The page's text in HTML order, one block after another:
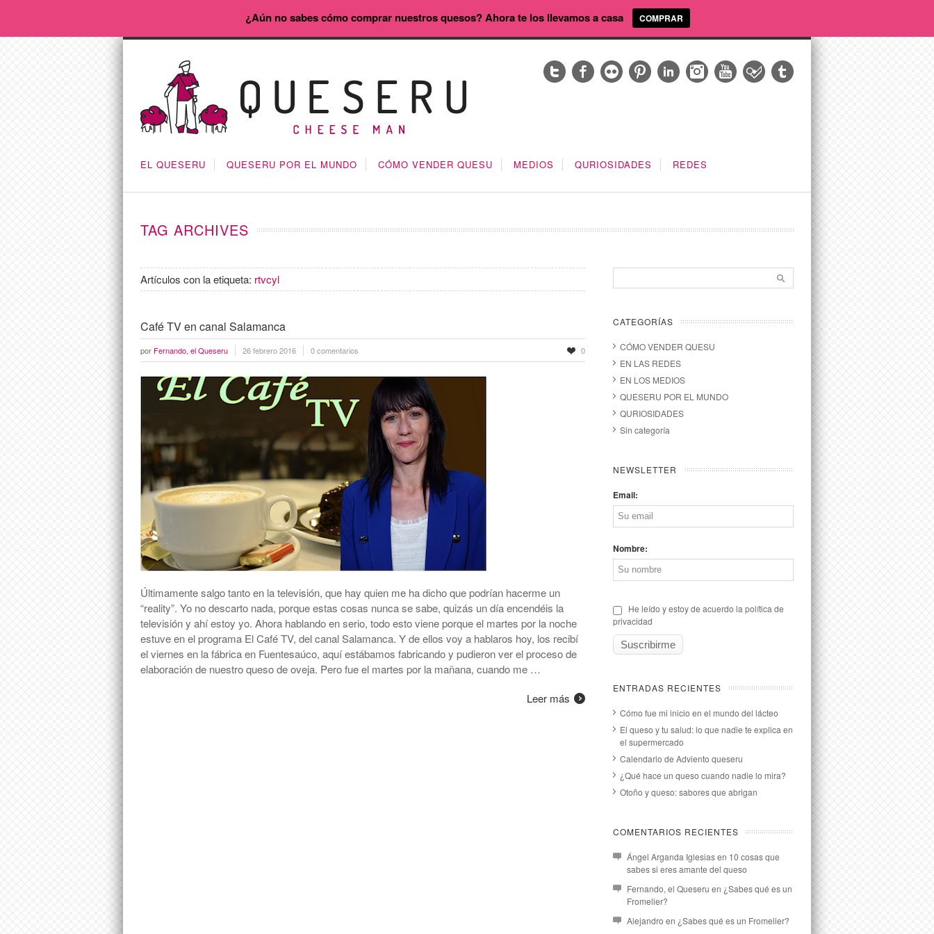
EL QUESERU QUESERU POR EL MUNDO CÓMO VENDER QUESU MEDIOS QURIOSIDADES REDES
TAG ARCHIVES
Artículos con la etiqueta: rtvcyl
Café TV en canal Salamanca
por Fernando, el Queseru 26 febrero 2016 0 comentarios 0
Últimamente salgo tanto en la televisión, que hay quien me ha dicho que podrían hacerme un
“reality”. Yo no descarto nada, porque estas cosas nunca se sabe, quizás un día encendéis la
televisión y ahí estoy yo. Ahora hablando en serio, todo esto viene porque el martes por la noche
estuve en el programa El Café TV, del canal Salamanca. Y de ellos voy a hablaros hoy, los recibí
el viernes en la fábrica en Fuentesaúco, aquí estábamos fabricando y pudieron ver el proceso de
elaboración de nuestro queso de oveja. Pero fue el martes por la mañana, cuando me …
Leer más
CATEGORÍAS
CÓMO VENDER QUESU
EN LAS REDES
EN LOS MEDIOS
QUESERU POR EL MUNDO
QURIOSIDADES
Sin categoría
NEWSLETTER
Email:
Nombre:
He leído y estoy de acuerdo la política de
privacidad
ENTRADAS RECIENTES
Cómo fue mi inicio en el mundo del lácteo
El queso y tu salud: lo que nadie te explica en
el supermercado
Calendario de Adviento queseru
¿Qué hace un queso cuando nadie lo mira?
Otoño y queso: sabores que abrigan
COMENTARIOS RECIENTES
Ángel Arganda Iglesiasen 10 cosas que
sabes si eres amante del queso
Fernando, el Queseru en ¿Sabes qué es un
Fromelier?
Alejandro en ¿Sabes qué es un Fromelier?
¿Aún no sabes cómo comprar nuestros quesos? Ahora te los llevamos a casa COMPRAR